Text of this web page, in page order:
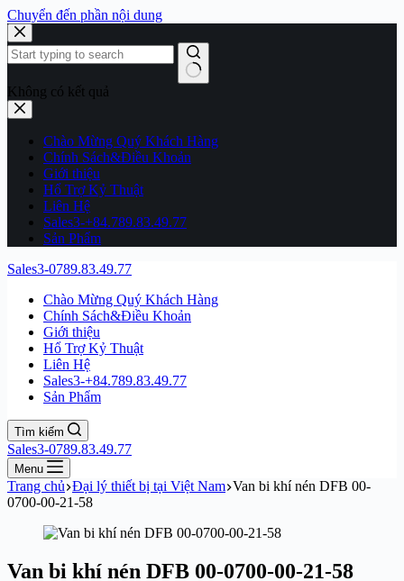
Chuyển đến phần nội dung
Không có kết quả
Chào Mừng Quý Khách Hàng
Chính Sách&Điều Khoản
Giới thiệu
Hổ Trợ Kỷ Thuật
Liên Hệ
Sales3-+84.789.83.49.77
Sản Phẩm
Sales3-0789.83.49.77
Chào Mừng Quý Khách Hàng
Chính Sách&Điều Khoản
Giới thiệu
Hổ Trợ Kỷ Thuật
Liên Hệ
Sales3-+84.789.83.49.77
Sản Phẩm
Tìm kiếm
Sales3-0789.83.49.77
Menu
Trang chủ Đại lý thiết bị tại Việt Nam Van bi khí nén DFB 00-
0700-00-21-58
Van bi khí nén DFB 00-0700-00-21-58